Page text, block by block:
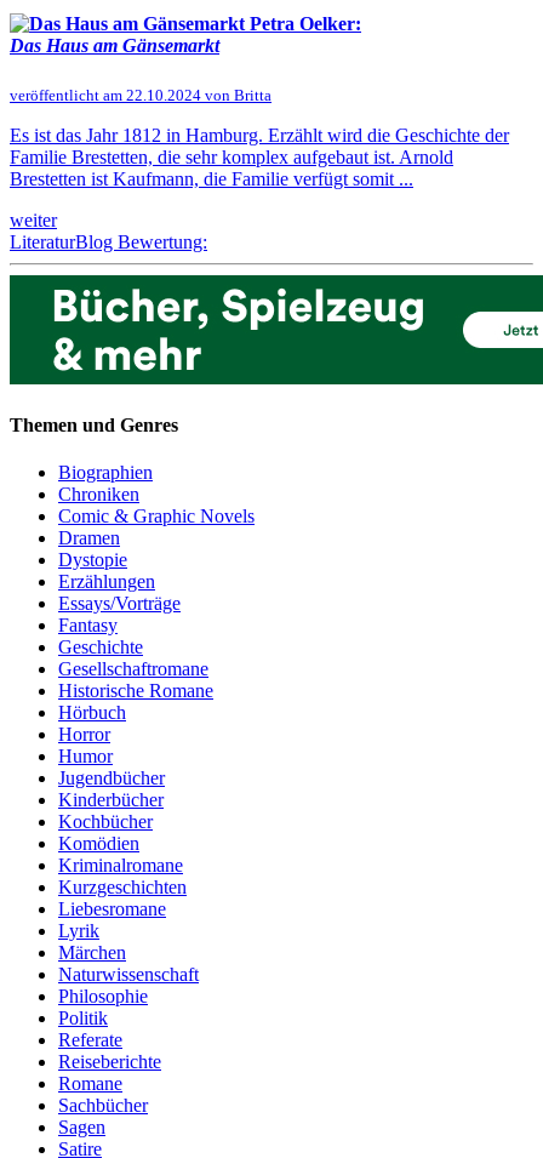
Petra Oelker:
Das Haus am Gänsemarkt
veröffentlicht am 22.10.2024 von Britta
Es ist das Jahr 1812 in Hamburg. Erzählt wird die Geschichte der
Familie Brestetten, die sehr komplex aufgebaut ist. Arnold
Brestetten ist Kaufmann, die Familie verfügt somit ...
weiter
LiteraturBlog Bewertung:
Themen und Genres
Biographien
Chroniken
Comic & Graphic Novels
Dramen
Dystopie
Erzählungen
Essays/Vorträge
Fantasy
Geschichte
Gesellschaftromane
Historische Romane
Hörbuch
Horror
Humor
Jugendbücher
Kinderbücher
Kochbücher
Komödien
Kriminalromane
Kurzgeschichten
Liebesromane
Lyrik
Märchen
Naturwissenschaft
Philosophie
Politik
Referate
Reiseberichte
Romane
Sachbücher
Sagen
Satire